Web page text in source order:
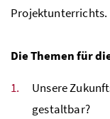
Projektunterrichts.
Die Themen für
Unsere
gestaltbar?